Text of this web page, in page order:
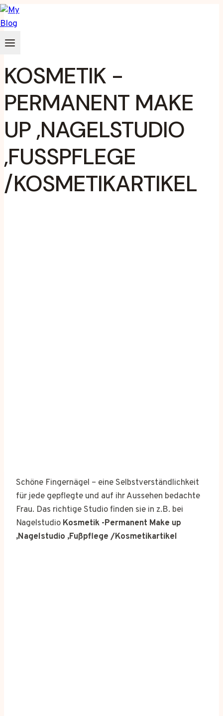
Zum
Inhalt
springen
KOSMETIK -
PERMANENT MAKE
UP ,NAGELSTUDIO
,FUSSPFLEGE /
KOSMETIKARTIKEL
Schöne Fingernägel – eine Selbstverständlichkeit
für jede gepflegte und auf ihr Aussehen bedachte
Frau. Das richtige Studio finden sie in z.B. bei
Nagelstudio Kosmetik -Permanent Make up
,Nagelstudio ,Fußpflege /Kosmetikartikel